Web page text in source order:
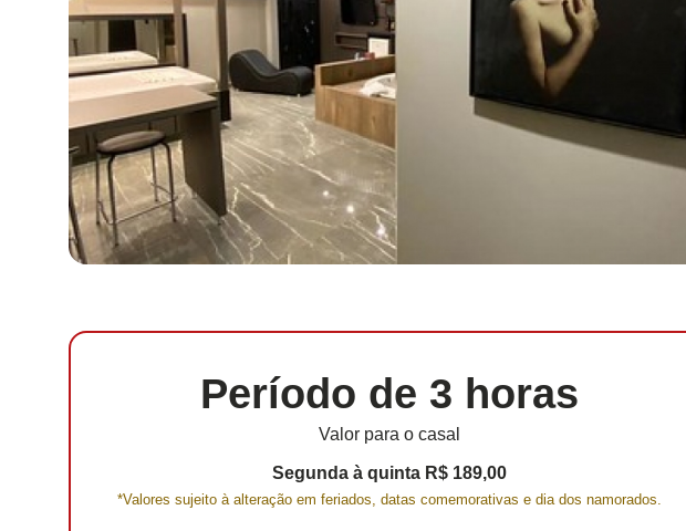
Período de 3 horas
Valor para o casal
Segunda à quinta R$ 189,00
*Valores sujeito à alteração em feriados, datas comemorativas e dia dos namorados.